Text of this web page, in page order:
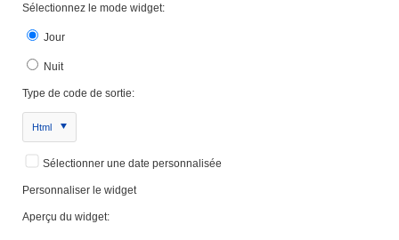
Sélectionnez le mode widget:
Jour
Nuit
Type de code de sortie:
Html
Sélectionner une date personnalisée
Personnaliser le widget
Aperçu du widget: